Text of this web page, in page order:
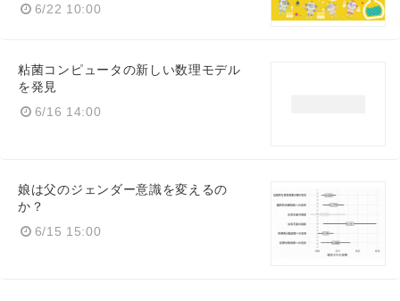
6/22 10:00
粘菌コンピュータの新しい数理モデル
を発見
6/16 14:00
娘は父のジェンダー意識を変えるの
か？
6/15 15:00